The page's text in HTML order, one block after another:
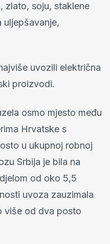
zlato, soju, staklene
uljepšavanje,
uvozili električna
proizvodi.
osmo mjesto među
Hrvatske s
u ukupnoj robnoj
Srbija je bila na
od oko 5,5
uvoza zauzimala
više od dva posto